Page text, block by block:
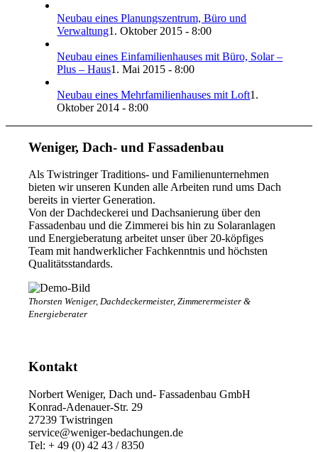
Neubau eines Planungszentrum, Büro und
Verwaltung1. Oktober 2015 - 8:00
Neubau eines Einfamilienhauses mit Büro, Solar –
Plus – Haus1. Mai 2015 - 8:00
Neubau eines Mehrfamilienhauses mit Loft1.
Oktober 2014 - 8:00
Weniger, Dach- und Fassadenbau
Als Twistringer Traditions- und Familienunternehmen
bieten wir unseren Kunden alle Arbeiten rund ums Dach
bereits in vierter Generation.
Von der Dachdeckerei und Dachsanierung über den
Fassadenbau und die Zimmerei bis hin zu Solaranlagen
und Energieberatung arbeitet unser über 20-köpfiges
Team mit handwerklicher Fachkenntnis und höchsten
Qualitätsstandards.
Thorsten Weniger, Dachdeckermeister, Zimmerermeister &
Energieberater
Kontakt
Norbert Weniger, Dach und- Fassadenbau GmbH
Konrad-Adenauer-Str. 29
27239 Twistringen
service@weniger-bedachungen.de
Tel: + 49 (0) 42 43 / 8350